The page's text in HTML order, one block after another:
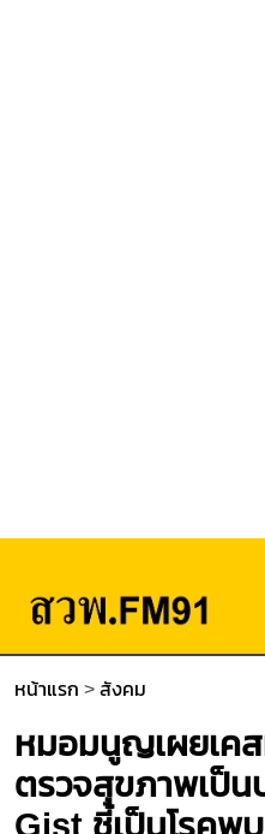
หน้าแรก > สังคม
หมอมนูญเผยเค
ตรวจสุขภาพเป็น
Gist ชี้เป็นโรคพ